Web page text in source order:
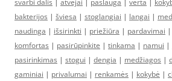
svarbi dalis | atvejai | paslauga | verta |
bakterijos | šviesa | stoglangiai | langai |
naudinga | išsirinkti | priežiūra | pardavimai |
komfortas | pasirūpinkite | tinkama | namui |
pasirinkimas | stogui | dengia | medžiagos |
gaminiai | privalumai | renkamės | kokybė |